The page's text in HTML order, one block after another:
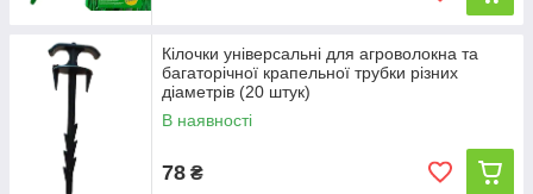
Кілочки універсальні для агроволокна та
багаторічної крапельної трубки різних
діаметрів (20 штук)
В наявності
78 ₴